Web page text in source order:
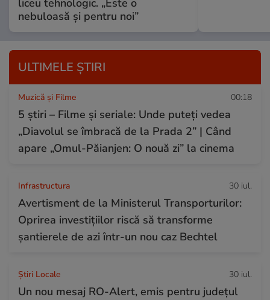
liceu tehnologic. „Este o
nebuloasă și pentru noi”
ULTIMELE ȘTIRI
Muzică și Filme 00:18
5 știri – Filme și seriale: Unde puteţi vedea
„Diavolul se îmbracă de la Prada 2” | Când
apare „Omul-Păianjen: O nouă zi” la cinema
Infrastructura 30 iul.
Avertisment de la Ministerul Transporturilor:
Oprirea investițiilor riscă să transforme
șantierele de azi într-un nou caz Bechtel
Știri Locale 30 iul.
Un nou mesaj RO-Alert, emis pentru județul